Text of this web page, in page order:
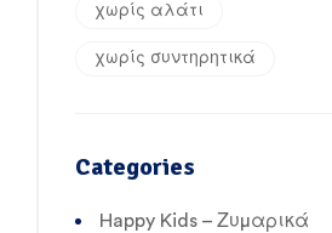
χωρίς αλάτι
χωρίς συντηρητικά
Categories
Happy Kids – Ζυμαρικά